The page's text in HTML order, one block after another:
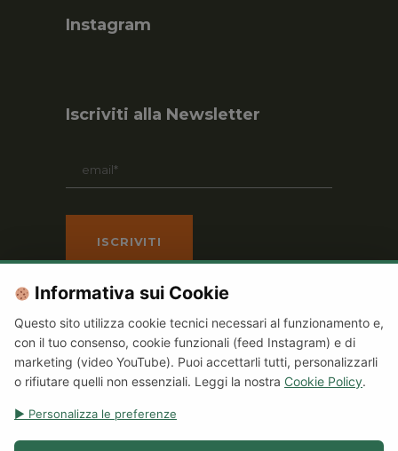
Informativa sui Cookie
Questo sito utilizza cookie tecnici necessari al funzionamento e,
con il tuo consenso, cookie funzionali (feed Instagram) e di
marketing (video YouTube). Puoi accettarli tutti, personalizzarli
o rifiutare quelli non essenziali. Leggi la nostra Cookie Policy.
▶ Personalizza le preferenze
Instagram
Iscriviti alla Newsletter
© Copyright 2021 Terracomunica Aps
C.F. 92007890541